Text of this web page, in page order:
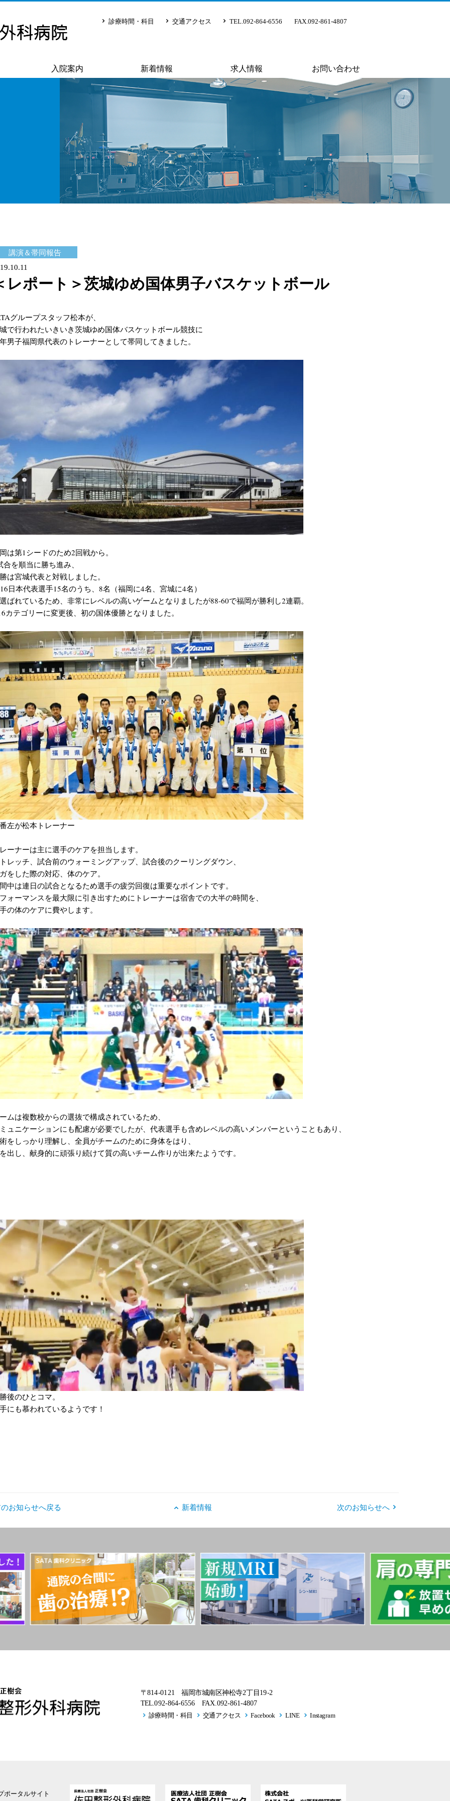
診療時間・科目 交通アクセス TEL.092-864-6556 FAX.092-861-4807
入院案内 新着情報 求人情報 お問い合わせ
講演＆帯同報告
レポート＞茨城ゆめ国体男子バスケットボール
グループスタッフ松本が、
で行われたいきいき茨城ゆめ国体バスケットボール競技に
男子福岡県代表のトレーナーとして帯同してきました。
は第1シードのため2回戦から。
合を順当に勝ち進み、
は宮城代表と対戦しました。
日本代表選手15名のうち、8名（福岡に4名、宮城に4名）
ばれているため、非常にレベルの高いゲームとなりましたが88-60で福岡が勝利し2連覇。
カテゴリーに変更後、初の国体優勝となりました。
左が松本トレーナー
ーナーは主に選手のケアを担当します。
レッチ、試合前のウォーミングアップ、試合後のクーリングダウン、
をした際の対応、体のケア。
中は連日の試合となるため選手の疲労回復は重要なポイントです。
ォーマンスを最大限に引き出すためにトレーナーは宿舎での大半の時間を、
の体のケアに費やします。
ムは複数校からの選抜で構成されているため、
ュニケーションにも配慮が必要でしたが、代表選手も含めレベルの高いメンバーということもあり、
をしっかり理解し、全員がチームのために身体をはり、
出し、献身的に頑張り続けて質の高いチーム作りが出来たようです。
後のひとコマ。
にも慕われているようです！
お知らせへ戻る 新着情報 次のお知らせへ
〒814-0121 福岡市城南区神松寺2丁目19-2
TEL.092-864-6556 FAX.092-861-4807
診療時間・科目
交通アクセス Facebook LINE Instagram
ポータルサイト